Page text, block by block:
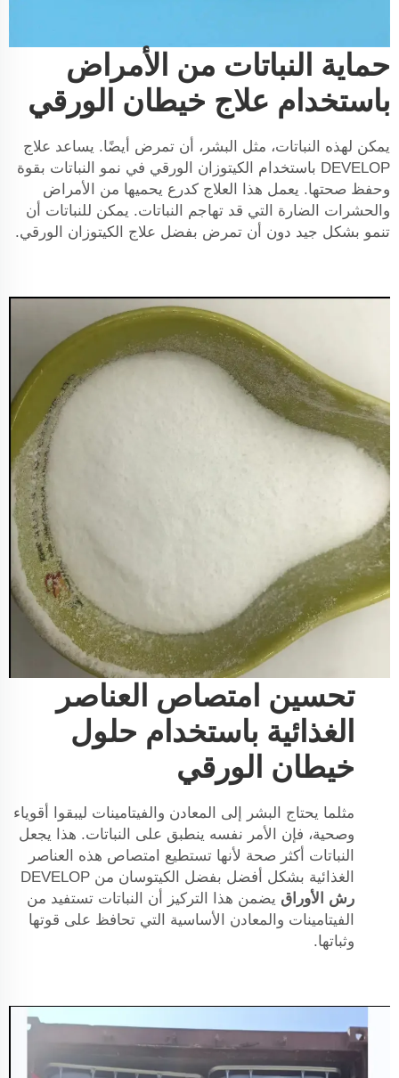
حماية النباتات من الأمراض
باستخدام علاج خيطان الورقي
يمكن لهذه النباتات، مثل البشر، أن تمرض أيضًا. يساعد علاج
DEVELOP باستخدام الكيتوزان الورقي في نمو النباتات بقوة
وحفظ صحتها. يعمل هذا العلاج كدرع يحميها من الأمراض
والحشرات الضارة التي قد تهاجم النباتات. يمكن للنباتات أن
تنمو بشكل جيد دون أن تمرض بفضل علاج الكيتوزان الورقي.
تحسين امتصاص العناصر
الغذائية باستخدام حلول
خيطان الورقي
مثلما يحتاج البشر إلى المعادن والفيتامينات ليبقوا أقوياء
وصحية، فإن الأمر نفسه ينطبق على النباتات. هذا يجعل
النباتات أكثر صحة لأنها تستطيع امتصاص هذه العناصر
الغذائية بشكل أفضل بفضل الكيتوسان من DEVELOP
رش الأوراق يضمن هذا التركيز أن النباتات تستفيد من
الفيتامينات والمعادن الأساسية التي تحافظ على قوتها
وثباتها.